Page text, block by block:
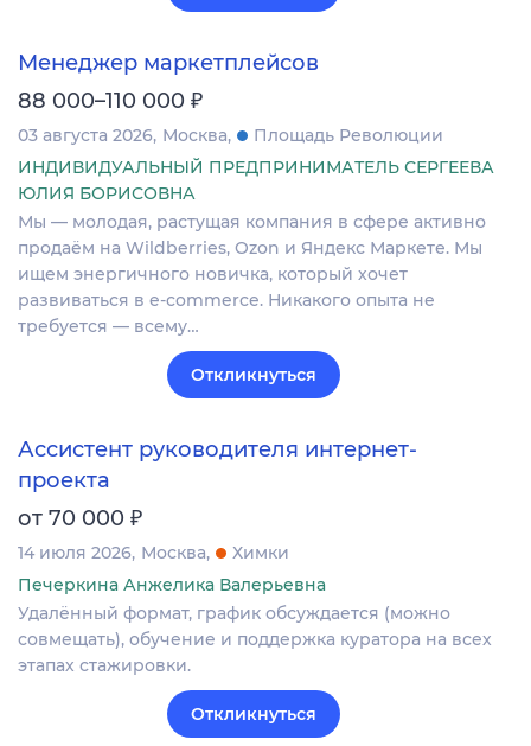
Менеджер маркетплейсов
88 000–110 000 ₽
03 августа 2026 Москва
Площадь Революции
ИНДИВИДУАЛЬНЫЙ ПРЕДПРИНИМАТЕЛЬ СЕРГЕЕВА
ЮЛИЯ БОРИСОВНА
Мы — молодая, растущая компания в сфере активно
продаём на Wildberries, Ozon и Яндекс Маркете. Мы
ищем энергичного новичка, который хочет
развиваться в e-commerce. Никакого опыта не
требуется — всему…
Откликнуться
Ассистент руководителя интернет-
проекта
от 70 000 ₽
14 июля 2026 Москва
Химки
Печеркина Анжелика Валерьевна
Удалённый формат, график обсуждается (можно
совмещать), обучение и поддержка куратора на всех
этапах стажировки.
Откликнуться